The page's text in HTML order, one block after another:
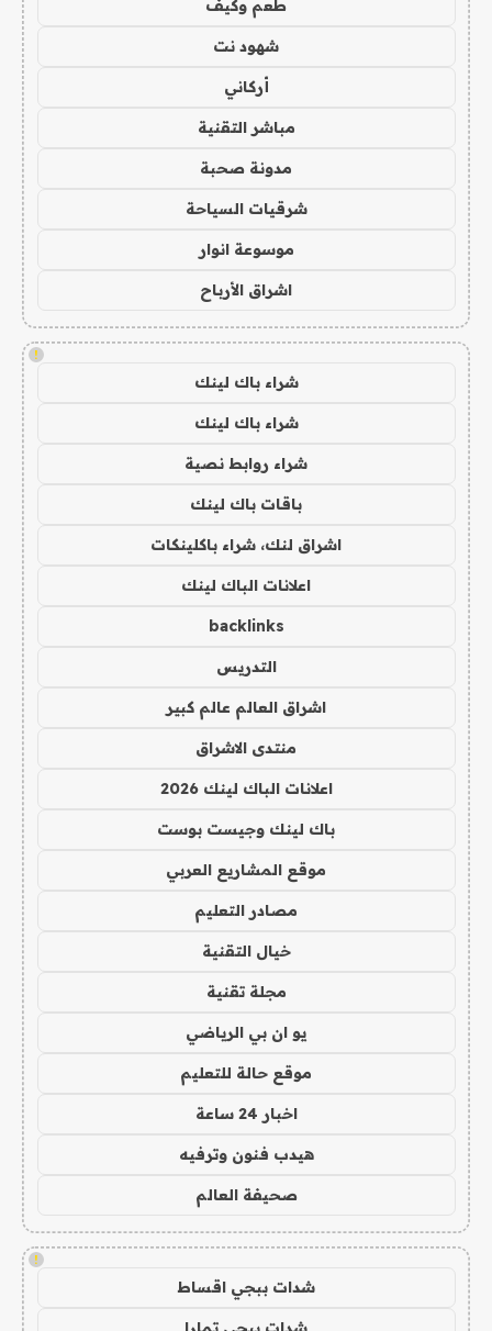
طعم وكيف
شهود نت
أركاني
مباشر التقنية
مدونة صحبة
شرقيات السياحة
موسوعة انوار
اشراق الأرباح
!
شراء باك لينك
شراء باك لينك
شراء روابط نصية
باقات باك لينك
اشراق لنك، شراء باكلينكات
اعلانات الباك لينك
backlinks
التدريس
اشراق العالم عالم كبير
منتدى الاشراق
اعلانات الباك لينك 2026
باك لينك وجيست بوست
موقع المشاريع العربي
مصادر التعليم
خيال التقنية
مجلة تقنية
يو ان بي الرياضي
موقع حالة للتعليم
اخبار 24 ساعة
هيدب فنون وترفيه
صحيفة العالم
!
شدات ببجي اقساط